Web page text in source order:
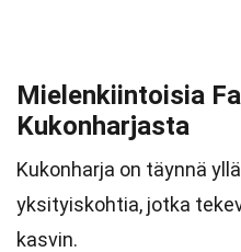
Mielenkiintoisia
Kukonharjasta
Kukonharja on täynnä
yksityiskohtia, jotka
kasvin.